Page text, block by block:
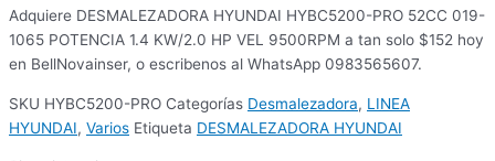
Adquiere DESMALEZADORA HYUNDAI HYBC5200-PRO 52CC 019-
1065 POTENCIA 1.4 KW/2.0 HP VEL 9500RPM a tan solo $152 hoy
en BellNovainser, o escribenos al WhatsApp 0983565607.
SKU HYBC5200-PRO Categorías Desmalezadora, LINEA
HYUNDAI, Varios Etiqueta DESMALEZADORA HYUNDAI